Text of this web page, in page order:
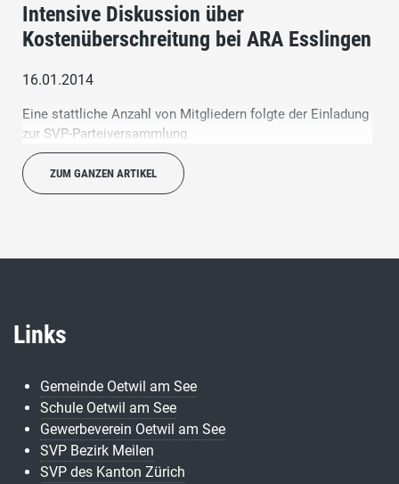
Intensive Diskussion über
Kostenüberschreitung bei ARA Esslingen
16.01.2014
Eine stattliche Anzahl von Mitgliedern folgte der Einladung
zur SVP-Parteiversammlung
ZUM GANZEN ARTIKEL
Links
Gemeinde Oetwil am See
Schule Oetwil am See
Gewerbeverein Oetwil am See
SVP Bezirk Meilen
SVP des Kanton Zürich